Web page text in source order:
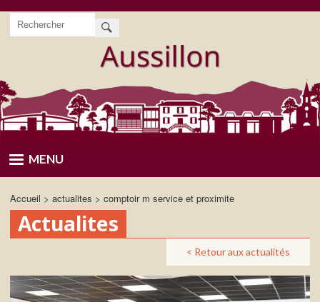
Aller
principal
MENU
Accueil actualites comptoir m service et proximite
Actualites
< Retour aux actualités